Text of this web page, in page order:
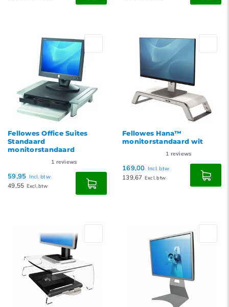
Fellowes Office Suites
Standaard
monitorstandaard
1 reviews
59,95 Incl. btw
49,55 Excl. btw
Fellowes Hana™
monitorstandaard wit
1 reviews
169,00 Incl. btw
139,67 Excl. btw